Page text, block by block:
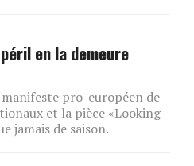
en la demeure
pro-européen de
et la pièce «Looking
jamais de saison.